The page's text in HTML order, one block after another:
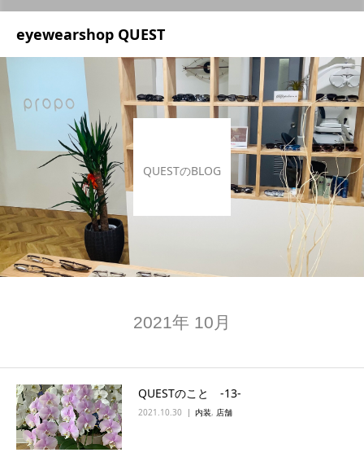
eyewearshop QUEST
QUESTのBLOG
2021年 10月
QUESTのこと ‐13‐
2021.10.30 内装, 店舗